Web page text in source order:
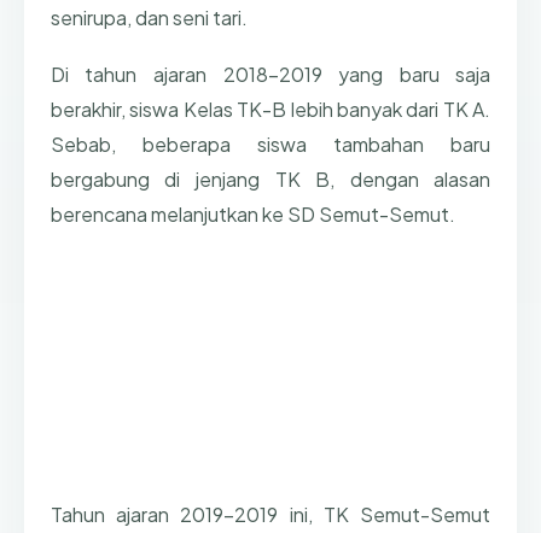
senirupa, dan seni tari.
Di tahun ajaran 2018-2019 yang baru saja
berakhir, siswa Kelas TK-B lebih banyak dari TK A.
Sebab, beberapa siswa tambahan baru
bergabung di jenjang TK B, dengan alasan
berencana melanjutkan ke SD Semut-Semut.
Tahun ajaran 2019-2019 ini, TK Semut-Semut